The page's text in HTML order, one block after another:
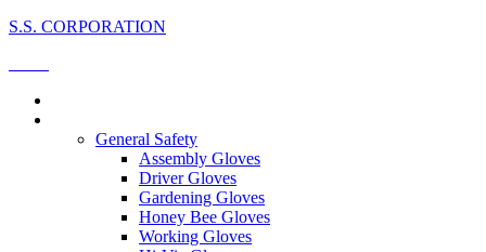
S.S. CORPORATION
General Safety
Assembly Gloves
Driver Gloves
Gardening Gloves
Honey Bee Gloves
Working Gloves